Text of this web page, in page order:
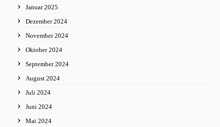
Januar 2025
Dezember 2024
November 2024
Oktober 2024
September 2024
August 2024
Juli 2024
Juni 2024
Mai 2024